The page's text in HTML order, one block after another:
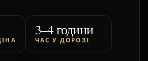
3–4 години
ЧАС У ДОРОЗІ